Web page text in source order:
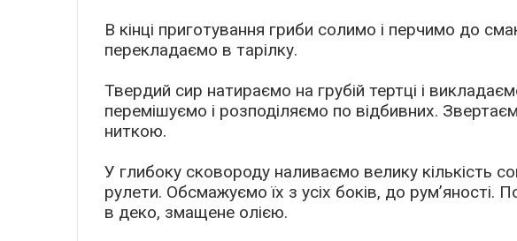
В кінці приготування гриби солимо і перчимо до
перекладаємо в тарілку.
Твердий сир натираємо на грубій тертці і
перемішуємо і розподіляємо по відбивних.
ниткою.
У глибоку сковороду наливаємо велику кількість
рулети. Обсмажуємо їх з усіх боків, до рум’яності.
в деко, змащене олією.